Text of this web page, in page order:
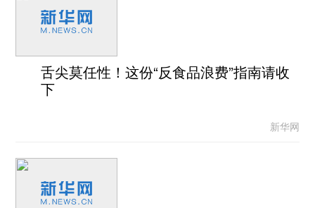
舌尖莫任性！这份“反食品浪费”指南请收
下
新华网